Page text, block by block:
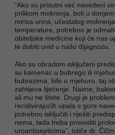
“Ako su prisutni već navedeni
prilikom mokrenja, boli u
mirisa urina, učestalog
temperature, potrebno je
obiteljske medicine koji će nas
te dobiti uvid u našu dijagnozu.
Ako su obradom isključeni
su kamenac u bubregu ili
bubrezima, bilo u mjehuru, taj
zahtijeva liječenje. Naime,
ali mu ne štete. Drugi je
recidivirajućih upala s gore
potrebno isključiti i riješiti
nema, tada treba provoditi
uroantisepticima”, ističe dr.